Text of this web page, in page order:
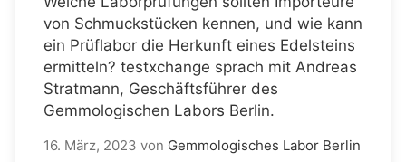
von Schmuckstücken kennen, und wie kann
ein Prüflabor die Herkunft eines Edelsteins
ermitteln? testxchange sprach mit Andreas
Stratmann, Geschäftsführer des
Gemmologischen Labors Berlin.
16. März, 2023 von Gemmologisches Labor Berlin